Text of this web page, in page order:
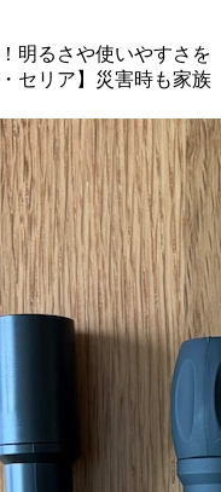
明るさや使いやすさを
セリア】災害時も家族